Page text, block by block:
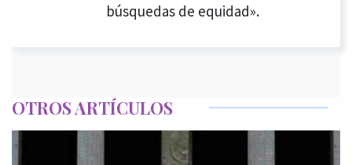
búsquedas de equidad».
OTROS ARTÍCULOS